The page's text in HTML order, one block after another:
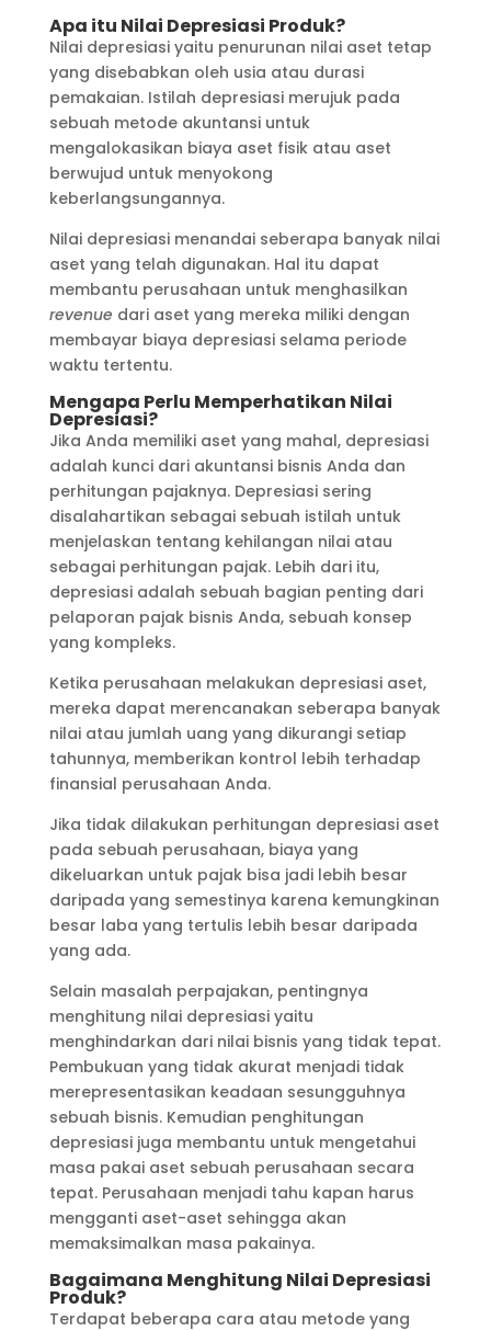
Apa itu Nilai Depresiasi Produk?
Nilai depresiasi yaitu penurunan nilai aset tetap
yang disebabkan oleh usia atau durasi
pemakaian. Istilah depresiasi merujuk pada
sebuah metode akuntansi untuk
mengalokasikan biaya aset fisik atau aset
berwujud untuk menyokong
keberlangsungannya.
Nilai depresiasi menandai seberapa banyak nilai
aset yang telah digunakan. Hal itu dapat
membantu perusahaan untuk menghasilkan
revenue dari aset yang mereka miliki dengan
membayar biaya depresiasi selama periode
waktu tertentu.
Mengapa Perlu Memperhatikan Nilai
Depresiasi?
Jika Anda memiliki aset yang mahal, depresiasi
adalah kunci dari akuntansi bisnis Anda dan
perhitungan pajaknya. Depresiasi sering
disalahartikan sebagai sebuah istilah untuk
menjelaskan tentang kehilangan nilai atau
sebagai perhitungan pajak. Lebih dari itu,
depresiasi adalah sebuah bagian penting dari
pelaporan pajak bisnis Anda, sebuah konsep
yang kompleks.
Ketika perusahaan melakukan depresiasi aset,
mereka dapat merencanakan seberapa banyak
nilai atau jumlah uang yang dikurangi setiap
tahunnya, memberikan kontrol lebih terhadap
finansial perusahaan Anda.
Jika tidak dilakukan perhitungan depresiasi aset
pada sebuah perusahaan, biaya yang
dikeluarkan untuk pajak bisa jadi lebih besar
daripada yang semestinya karena kemungkinan
besar laba yang tertulis lebih besar daripada
yang ada.
Selain masalah perpajakan, pentingnya
menghitung nilai depresiasi yaitu
menghindarkan dari nilai bisnis yang tidak tepat.
Pembukuan yang tidak akurat menjadi tidak
merepresentasikan keadaan sesungguhnya
sebuah bisnis. Kemudian penghitungan
depresiasi juga membantu untuk mengetahui
masa pakai aset sebuah perusahaan secara
tepat. Perusahaan menjadi tahu kapan harus
mengganti aset-aset sehingga akan
memaksimalkan masa pakainya.
Bagaimana Menghitung Nilai Depresiasi
Produk?
Terdapat beberapa cara atau metode yang